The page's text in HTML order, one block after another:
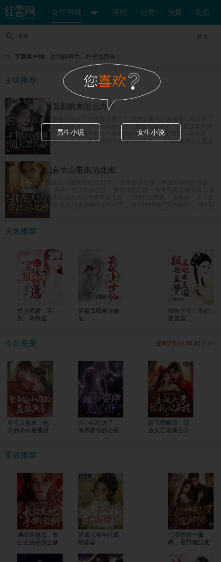
女生书城 排行 分类 免费 充值
搜索 登录
下载客户端，签到得银币，好书免费看！
主编推荐
给自己扫墓时遇到前夫怎么办？
【给自己上坟的时候遇到前夫了怎么办？急！】 庄梦上辈子死得凄惨，老天给了
她重开的机会，让她重生在了一个小姑娘的身上，她发誓这辈子一定要远离乔青
阳，奔向美好新生活，偏偏她重生的这个小姑娘什么都好，就是没钱、没本事、
没学历，她为了讨生活，兜了一圈又兜到了乔青阳的手上。 【我怀疑我太太重生
了怎么办？急！】 乔青阳是个坚定的唯物主义者，但是新来的这个小姑娘越看越
像是庄梦死后换的新马甲，难道是老天爷看他死了老婆这么可怜，又把他老婆送
回来了？
重生八零：我在大山带出清北班
女富豪苏茵茵一朝重生到建国后的第13年。 父亲是大山里一所民办学校的校长，
也是唯一的老师。 看着一穷二白的山区，看着孩子们那一张张天真懵懂的脸， 苏
茵茵在完成学业后决定放弃大城市的高薪工作，回到大山支教。 支教第一天，金
手指系统上线。 得到礼包能改善学生们的记忆，增强悟性的碧落思维香， 同时得
到了能强身健体的紫府转元诀，能让人吃了非常有营养的紫晶玉米， 眨眼间，民
办小学升级成民办中学，父女俩教出来的学生一个个进城拿竞赛名次，毕业班高
考生一个个上了清北！ 全国人民震惊，纷纷发来贺电，“苏老师，明年我能把孩子
转过来吗？大山的修路费我包了！”
火热推荐
权少霸爱：宝
贝，休想逃
穿越后我被迫修
仙
报告王爷：王妃
要复国
今日免费 还剩2天22:30:15
权臣入夜来：包
养的小白脸是摄
温小姐别逃了，
傅爷要你的心肝
踹飞替嫁后，流
放夫君读我心开
重磅推荐
满级穿越后，长
公主她手撕全朝
穿成八零年代柔
弱婆婆
七零娇娇一撇
嘴，最野糙汉变
男生小说 女生小说